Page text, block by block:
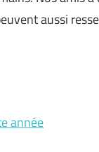
aussi
année